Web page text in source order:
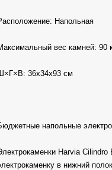
Напольная
вес камней: 90
36х34х93 см
напольные
Harvia
в нижний